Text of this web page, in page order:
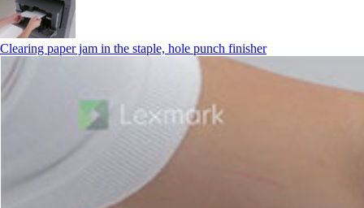
Clearing paper jam in the staple, hole punch finisher